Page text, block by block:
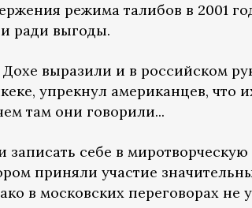
режима талибов в 2001
ради выгоды.
выразили и в российском
упрекнул американцев, что
там они говорили...
себе в
приняли участие
в московских переговорах не